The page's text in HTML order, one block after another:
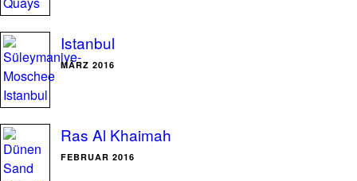
Istanbul
MÄRZ 2016
Ras Al Khaimah
FEBRUAR 2016